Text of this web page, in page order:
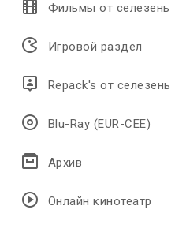
Фильмы от селезень
Игровой раздел
Repack's от селезень
Blu-Ray (EUR-CEE)
Архив
Онлайн кинотеатр